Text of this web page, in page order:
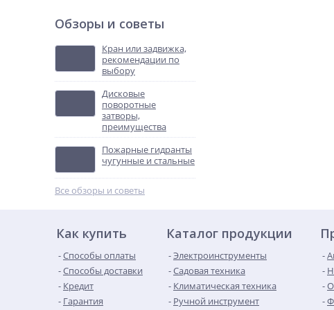
Обзоры и советы
Кран или задвижка,
рекомендации по
выбору
Дисковые
поворотные
затворы,
преимущества
Пожарные гидранты
чугунные и стальные
Все обзоры и советы
Как купить
Способы оплаты
Способы доставки
Кредит
Гарантия
Каталог продукции
Электроинструменты
Садовая техника
Климатическая техника
Ручной инструмент